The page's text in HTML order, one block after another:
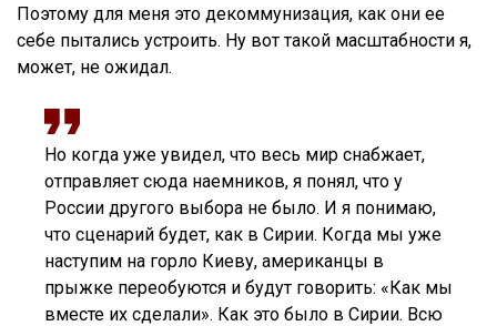
Поэтому для меня это декоммунизация, как они ее
себе пытались устроить. Ну вот такой масштабности я,
может, не ожидал.
Но когда уже увидел, что весь мир снабжает,
отправляет сюда наемников, я понял, что у
России другого выбора не было. И я понимаю,
что сценарий будет, как в Сирии. Когда мы уже
наступим на горло Киеву, американцы в
прыжке переобуются и будут говорить: «Как мы
вместе их сделали». Как это было в Сирии. Всю